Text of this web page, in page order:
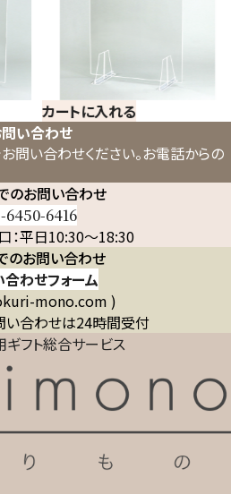
カートに入れる
い合わせ
問い合わせください。お電話からの
のお問い合わせ
6450-6416
：平日10:30～18:30
のお問い合わせ
わせフォーム
mono.com )
い合わせは24時間受付
フト総合サービス